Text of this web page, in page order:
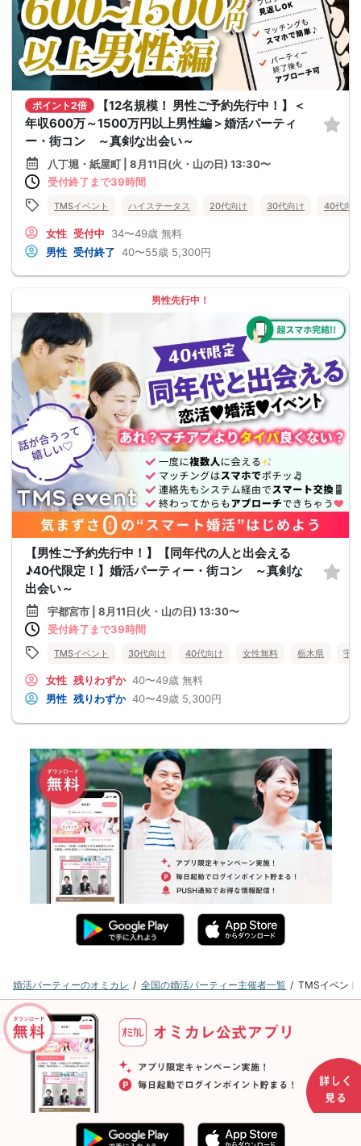
ポイント2倍
【12名規模！ 男性ご予約先行中！】＜
年収600万～1500万円以上男性編＞婚活パーティ
ー・街コン ～真剣な出会い～
八丁堀・紙屋町 | 8月11日(火・山の日) 13:30〜
受付終了まで39時間
TMSイベント ハイステータス 20代向け 30代向け 40代向け
女性 受付中 34〜49歳 無料
男性 受付終了 40〜55歳 5,300円
男性先行中！
【男性ご予約先行中！】【同年代の人と出会える
♪40代限定！】婚活パーティー・街コン ～真剣な
出会い～
宇都宮市 | 8月11日(火・山の日) 13:30〜
受付終了まで39時間
TMSイベント 30代向け 40代向け 女性無料 栃木県 宇
女性 残りわずか 40〜49歳 無料
男性 残りわずか 40〜49歳 5,300円
婚活パーティーのオミカレ 全国の婚活パーティー主催者一覧 TMSイベント